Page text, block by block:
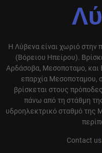
Η Λύβενα είναι χωριό στην
(Βόρειου Ηπείρου).
Αρδάσοβα, Μεσοποταμο, και
επαρχία Μεσοποταμου,
βρίσκεται στους
πάνω από τη στάθμη
υδροηλεκτρικό σταθμό της
Contact